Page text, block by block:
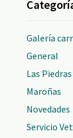
Galería
General
Las Piedras
Maroñas
Novedades
Servicio